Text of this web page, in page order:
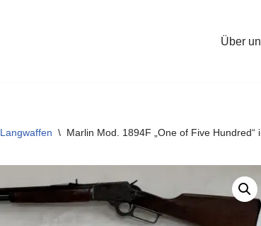
Über
Langwaffen \ Marlin Mod. 1894F „One of Five Hundred“